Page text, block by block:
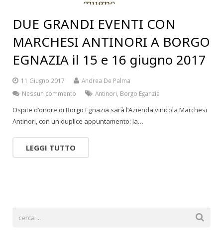
DUE GRANDI EVENTI CON
MARCHESI ANTINORI A BORGO
EGNAZIA il 15 e 16 giugno 2017
11 Giugno 2017
Andrea De Palma
Nessun commento
Antinori Borgo Eganzia
Ospite d’onore di Borgo Egnazia sarà l’Azienda vinicola Marchesi
Antinori, con un duplice appuntamento: la…
LEGGI TUTTO